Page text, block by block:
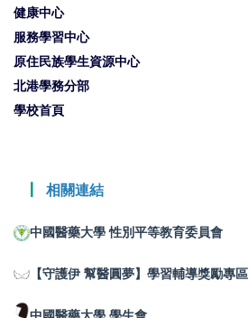
健康中心
服務學習中心
原住民族學生資源中心
北港學務分部
學校首頁
┃ 相關連結
中國醫藥大學 性別平等教育委員會
【守護伊 幫醫圓夢】學習輔導獎勵專區